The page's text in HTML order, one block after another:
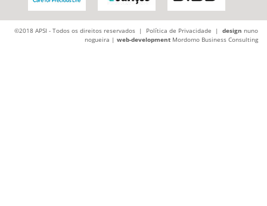
©2018 APSI - Todos os direitos reservados | Política de Privacidade | design nuno
nogueira | web-development Mordomo Business Consulting